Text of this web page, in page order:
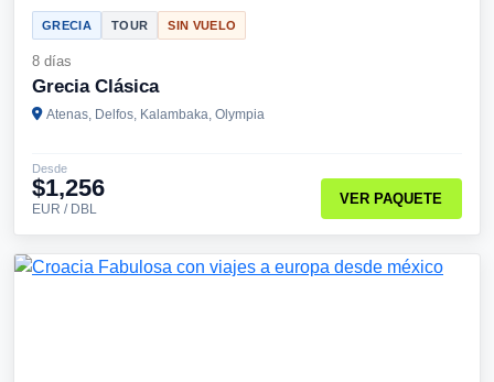
GRECIA TOUR SIN VUELO
8 días
Grecia Clásica
Atenas, Delfos, Kalambaka, Olympia
Desde
$1,256
EUR / DBL
VER PAQUETE